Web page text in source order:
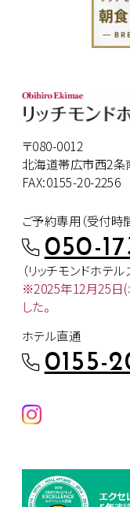
〒080-0012
北海道帯広市西2条
FAX:0155-20-2256
ご予約専用（受付時
050-
（リッチモンドホテ
※2025年12月25日(
した。
ホテル直通
0155-